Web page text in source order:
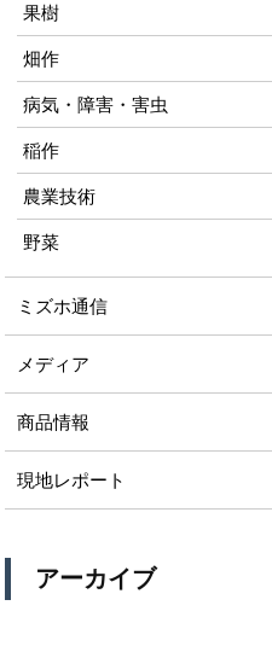
果樹
畑作
病気・障害・害虫
稲作
農業技術
野菜
ミズホ通信
メディア
商品情報
現地レポート
アーカイブ